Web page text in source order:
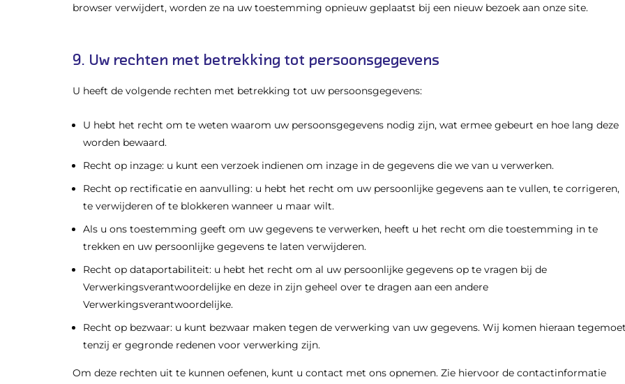
browser verwijdert, worden ze na uw toestemming opnieuw geplaatst bij een nieuw bezoek aan onze site.
9. Uw rechten met betrekking tot persoonsgegevens
U heeft de volgende rechten met betrekking tot uw persoonsgegevens:
U hebt het recht om te weten waarom uw persoonsgegevens nodig zijn, wat ermee gebeurt en hoe lang deze
worden bewaard.
Recht op inzage: u kunt een verzoek indienen om inzage in de gegevens die we van u verwerken.
Recht op rectificatie en aanvulling: u hebt het recht om uw persoonlijke gegevens aan te vullen, te corrigeren,
te verwijderen of te blokkeren wanneer u maar wilt.
Als u ons toestemming geeft om uw gegevens te verwerken, heeft u het recht om die toestemming in te
trekken en uw persoonlijke gegevens te laten verwijderen.
Recht op dataportabiliteit: u hebt het recht om al uw persoonlijke gegevens op te vragen bij de
Verwerkingsverantwoordelijke en deze in zijn geheel over te dragen aan een andere
Verwerkingsverantwoordelijke.
Recht op bezwaar: u kunt bezwaar maken tegen de verwerking van uw gegevens. Wij komen hieraan
tenzij er gegronde redenen voor verwerking zijn.
Om deze rechten uit te kunnen oefenen, kunt u contact met ons opnemen. Zie hiervoor de contactinformatie